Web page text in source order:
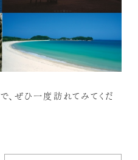
、ぜひ一度訪れてみてくだ